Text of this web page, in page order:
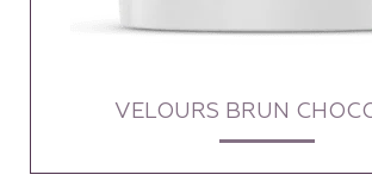
VELOURS BRUN